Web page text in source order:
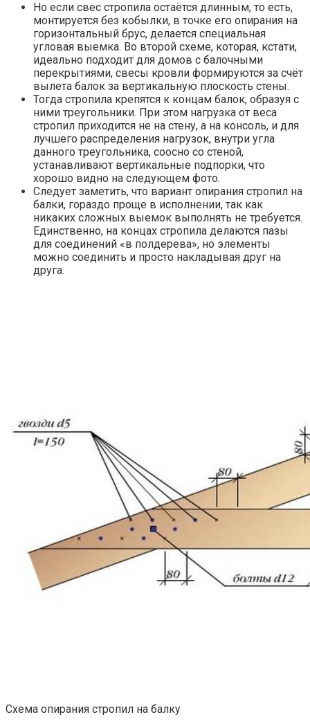
Но если свес стропила остаётся длинным, то есть,
монтируется без кобылки, в точке его опирания на
горизонтальный брус, делается специальная
угловая выемка. Во второй схеме, которая, кстати,
идеально подходит для домов с балочными
перекрытиями, свесы кровли формируются за счёт
вылета балок за вертикальную плоскость стены.
Тогда стропила крепятся к концам балок, образуя с
ними треугольники. При этом нагрузка от веса
стропил приходится не на стену, а на консоль, и для
лучшего распределения нагрузок, внутри угла
данного треугольника, соосно со стеной,
устанавливают вертикальные подпорки, что
хорошо видно на следующем фото.
Следует заметить, что вариант опирания стропил на
балки, гораздо проще в исполнении, так как
никаких сложных выемок выполнять не требуется.
Единственно, на концах стропила делаются пазы
для соединений «в полдерева», но элементы
можно соединить и просто накладывая друг на
друга.
Схема опирания стропил на балку